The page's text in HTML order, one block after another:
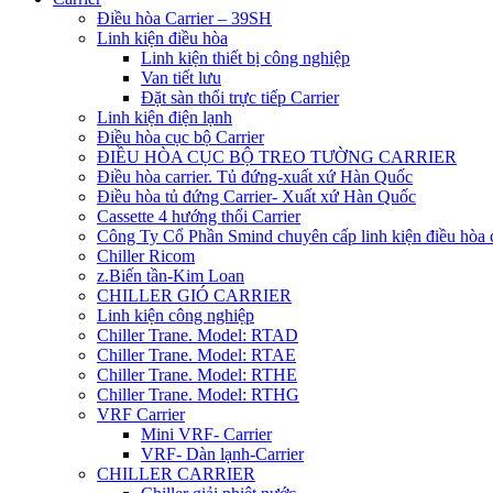
Điều hòa Carrier – 39SH
Linh kiện điều hòa
Linh kiện thiết bị công nghiệp
Van tiết lưu
Đặt sàn thổi trực tiếp Carrier
Linh kiện điện lạnh
Điều hòa cục bộ Carrier
ĐIỀU HÒA CỤC BỘ TREO TƯỜNG CARRIER
Điều hòa carrier. Tủ đứng-xuất xứ Hàn Quốc
Điều hòa tủ đứng Carrier- Xuất xứ Hàn Quốc
Cassette 4 hướng thổi Carrier
Công Ty Cổ Phần Smind chuyên cấp linh kiện điều hòa
Chiller Ricom
z.Biến tần-Kim Loan
CHILLER GIÓ CARRIER
Linh kiện công nghiệp
Chiller Trane. Model: RTAD
Chiller Trane. Model: RTAE
Chiller Trane. Model: RTHE
Chiller Trane. Model: RTHG
VRF Carrier
Mini VRF- Carrier
VRF- Dàn lạnh-Carrier
CHILLER CARRIER